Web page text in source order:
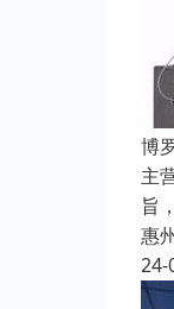
博
主
旨
惠
24-